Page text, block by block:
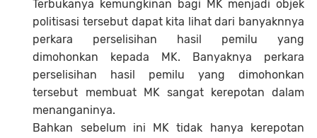
Terbukanya kemungkinan bagi MK menjadi objek
politisasi tersebut dapat kita lihat dari banyaknnya
perkara perselisihan hasil pemilu yang
dimohonkan kepada MK. Banyaknya perkara
perselisihan hasil pemilu yang dimohonkan
tersebut membuat MK sangat kerepotan dalam
menanganinya.
Bahkan sebelum ini MK tidak hanya kerepotan